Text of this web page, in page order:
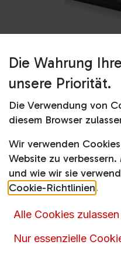
Shop
BGD38WH2H
111,00 € inkl. MwSt.
Artikelnummer : 15550
Produktkategorie :
Die Wahrung
unsere Priorität.
Die Verwendung von
diesem Browser
Wir verwenden
Website zu
und wie wir sie
Cookie-Richtlinien.
Alle Cookies zulassen
Nur essenzielle